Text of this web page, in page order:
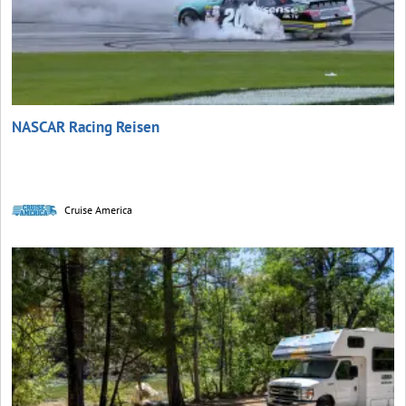
NASCAR Racing Reisen
Cruise America